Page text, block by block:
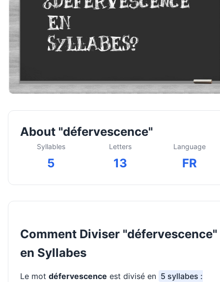
About "défervescence"
Syllables
5
Letters
13
Language
FR
Comment Diviser "défervescence"
en Syllabes
Le mot défervescence est divisé en 5 syllabes :